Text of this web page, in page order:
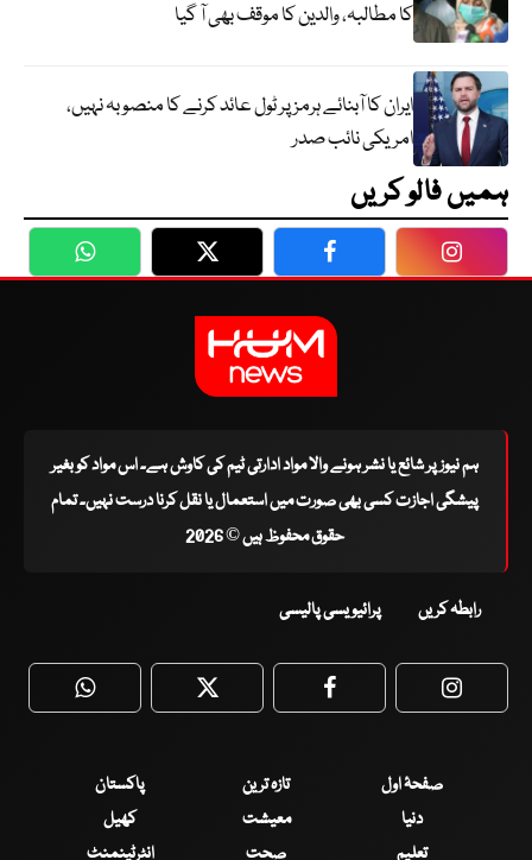
کا مطالبہ، والدین کا موقف بھی آ گیا
ایران کا آبنائے ہرمز پر ٹول عائد کرنے کا منصوبہ نہیں،
امریکی نائب صدر
ہمیں فالو کریں
WhatsApp Twitter Facebook
ہم نیوز پر شائع یا نشر ہونے والا مواد ادارتی ٹیم کی کاوش ہے۔ اس مواد کو بغیر
پیشگی اجازت کسی بھی صورت میں استعمال یا نقل کرنا درست نہیں۔ تمام
حقوق محفوظ ہیں © 2026
رابطہ کریں پرائیویسی پالیسی
WhatsApp Twitter Facebook
صفحۂ اول تازہ ترین
پاکستان
دنیا
معیشت
کھیل
تعلیم
صحت انٹرٹینمنٹ